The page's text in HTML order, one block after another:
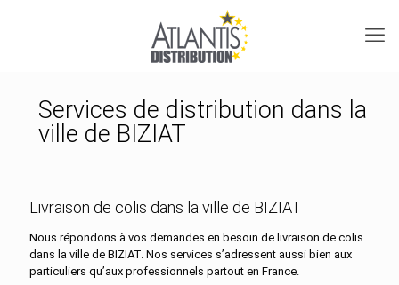
Services de distribution dans la
ville de BIZIAT
Livraison de colis dans la ville de BIZIAT
Nous répondons à vos demandes en besoin de livraison de colis
dans la ville de BIZIAT. Nos services s’adressent aussi bien aux
particuliers qu’aux professionnels partout en France.